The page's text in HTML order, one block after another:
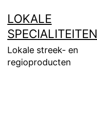
naar
de
inhoud
LOKALE
SPECIALITEITEN
Lokale streek- en
regioproducten